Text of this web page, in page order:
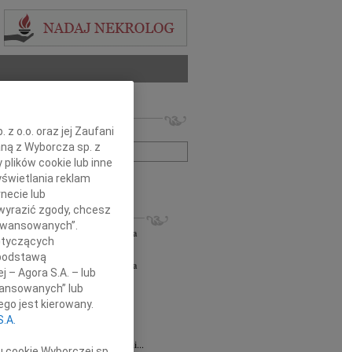
lub numer ogłoszenia:
+ szukanie zaawansowane
Lipowski06.08.2026
Częstochowa
wiadomość o śmierci...
Lipowski 05.08.2026
Częstochowa
wiadomość o śmierci...
Częstochowa
współczucia oraz...
Jędrzejowskiej-Prokop radczyni...
z o.o. oraz jej Zaufani
z Wyborcza sp. z
cookie lub inne
reklam
lub
zgody, chcesz
– Agora S.A. – lub
lub
jest kierowany.